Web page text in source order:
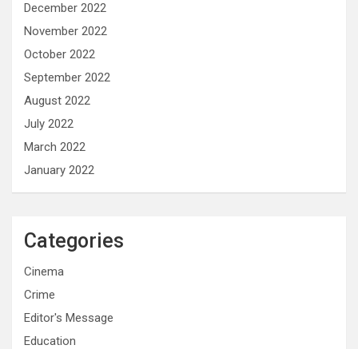
December 2022
November 2022
October 2022
September 2022
August 2022
July 2022
March 2022
January 2022
Categories
Cinema
Crime
Editor's Message
Education